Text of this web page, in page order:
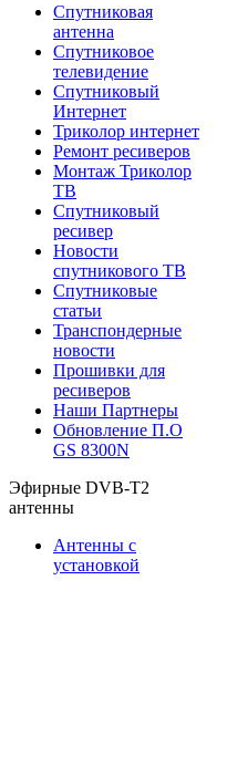
Спутниковая
антенна
Спутниковое
телевидение
Спутниковый
Интернет
Триколор интернет
Ремонт ресиверов
Монтаж Триколор
ТВ
Спутниковый
ресивер
Новости
спутникового ТВ
Спутниковые
статьи
Транспондерные
новости
Прошивки для
ресиверов
Наши Партнеры
Обновление П.О
GS 8300N
Эфирные DVB-T2
антенны
Антенны с
установкой